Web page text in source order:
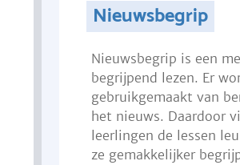
Nieuwsbegrip
Nieuwsbegrip is een
begrijpend lezen. Er
gebruikgemaakt van
het nieuws. Daardoor
leerlingen de lessen
ze gemakkelijker